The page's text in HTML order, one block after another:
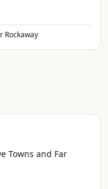
Rockaway
Towns and Far